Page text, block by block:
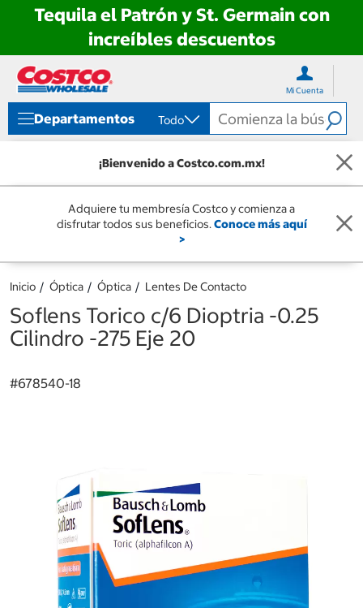
Tequila el Patrón y St. Germain con
increíbles descuentos
directo
contenido
directo
menú
navegación
Mi Cuenta
Departamentos Todo
¡Bienvenido a Costco.com.mx!
Adquiere tu membresía Costco y comienza a
disfrutar todos sus beneficios.Conoce más aquí
>
Inicio Óptica Óptica Lentes De Contacto
Soflens Torico c/6 Dioptria -0.25
Cilindro -275 Eje 20
#678540-18